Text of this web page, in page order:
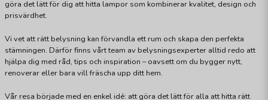
göra det lätt för dig att hitta lampor som kombinerar kvalitet, design och
prisvärdhet.
Vi vet att rätt belysning kan förvandla ett rum och skapa den perfekta
stämningen. Därför finns vårt team av belysningsexperter alltid redo att
hjälpa dig med råd, tips och inspiration – oavsett om du bygger nytt,
renoverar eller bara vill fräscha upp ditt hem.
Vår resa började med en enkel idé: att göra det lätt för alla att hitta rätt